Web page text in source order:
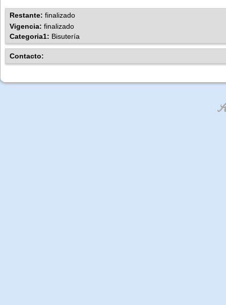
Restante: finalizado
Vigencia: finalizado
Categoria1: Bisutería
Contacto: